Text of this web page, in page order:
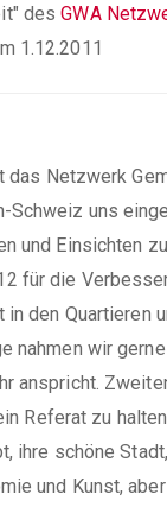
desGWA
1.12.2011
das Netzwerk
Schweiz uns
und Einsichten
für die
in den Quartieren
nahmen wir
anspricht.
Referat zu
ihre schöne
und Kunst,